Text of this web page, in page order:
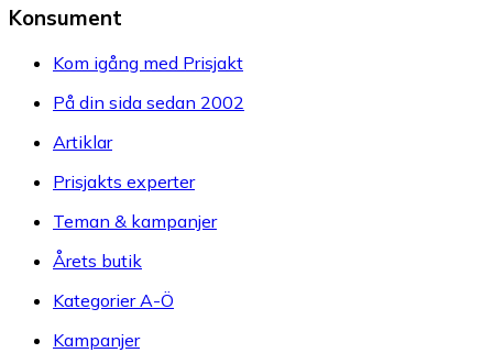
Konsument
Kom igång med Prisjakt
På din sida sedan 2002
Artiklar
Prisjakts experter
Teman & kampanjer
Årets butik
Kategorier A-Ö
Kampanjer